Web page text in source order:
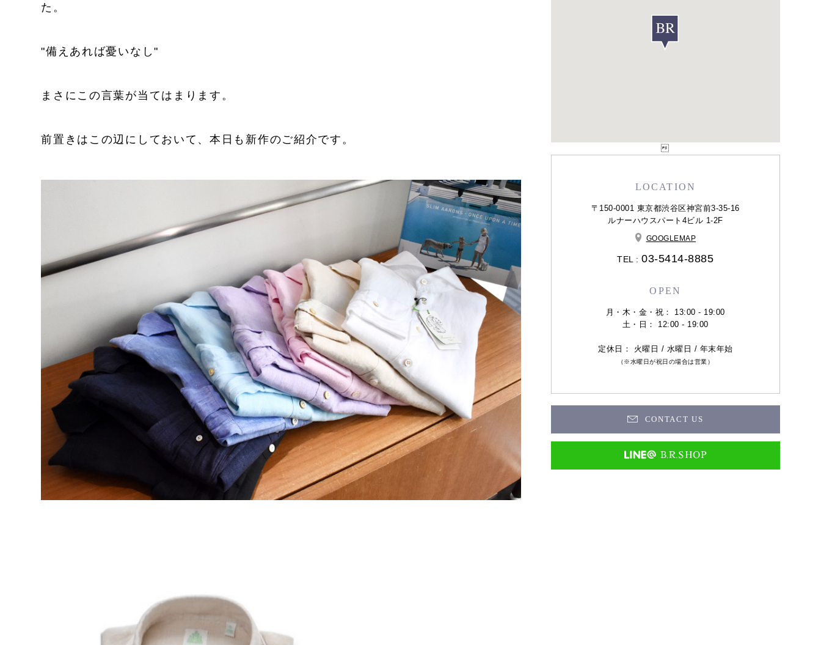
た。
"備えあれば憂いなし"
まさにこの言葉が当てはまります。
前置きはこの辺にしておいて、本日も新作のご紹介です。
LOCATION
〒150-0001 東京都渋谷区神宮前3-35-16
ルナーハウスパート4ビル 1-2F
GOOGLEMAP
TEL :03-5414-8885
OPEN
月・木・金・祝： 13:00 - 19:00
土・日： 12:00 - 19:00
定休日： 火曜日 / 水曜日 / 年末年始
（※水曜日が祝日の場合は営業）
CONTACT US